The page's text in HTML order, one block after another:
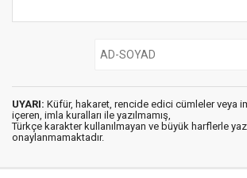
UYARI: Küfür, hakaret, rencide edici cümleler veya
içeren, imla kuralları ile yazılmamış,
Türkçe karakter kullanılmayan ve büyük harflerle
onaylanmamaktadır.